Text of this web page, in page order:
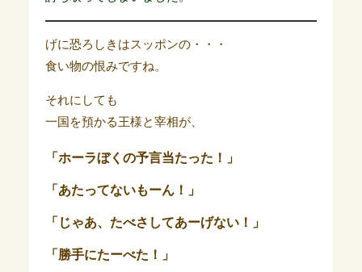
げに恐ろしきはスッポンの・・・
食い物の恨みですね。
それにしても
一国を預かる王様と宰相が、
「ホーラぼくの予言当たった！」
「あたってないもーん！」
「じゃあ、たべさしてあーげない！」
「勝手にたーべた！」